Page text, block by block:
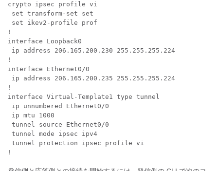
crypto ipsec profile vi
set transform-set set
set ikev2-profile prof
!
interface Loopback0
ip address 206.165.200.230 255.255.255.224
!
interface Ethernet0/0
ip address 206.165.200.235 255.255.255.224
!
interface Virtual-Template1 type tunnel
ip unnumbered Ethernet0/0
ip mtu 1000
tunnel source Ethernet0/0
tunnel mode ipsec ipv4
tunnel protection ipsec profile vi